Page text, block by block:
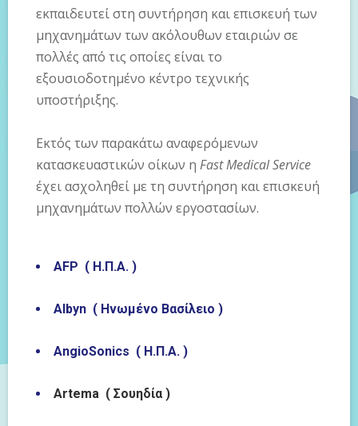
εκπαιδευτεί στη συντήρηση και επισκευή των
μηχανημάτων των ακόλουθων εταιριών σε
πολλές από τις οποίες είναι το
εξουσιοδοτημένο κέντρο τεχνικής
υποστήριξης.
Εκτός των παρακάτω αναφερόμενων
κατασκευαστικών οίκων η Fast Medical Service
έχει ασχοληθεί με τη συντήρηση και επισκευή
μηχανημάτων πολλών εργοστασίων.
AFP ( Η.Π.Α. )
Albyn ( Ηνωμένο Βασίλειο )
AngioSonics ( Η.Π.Α. )
Artema ( Σουηδία )